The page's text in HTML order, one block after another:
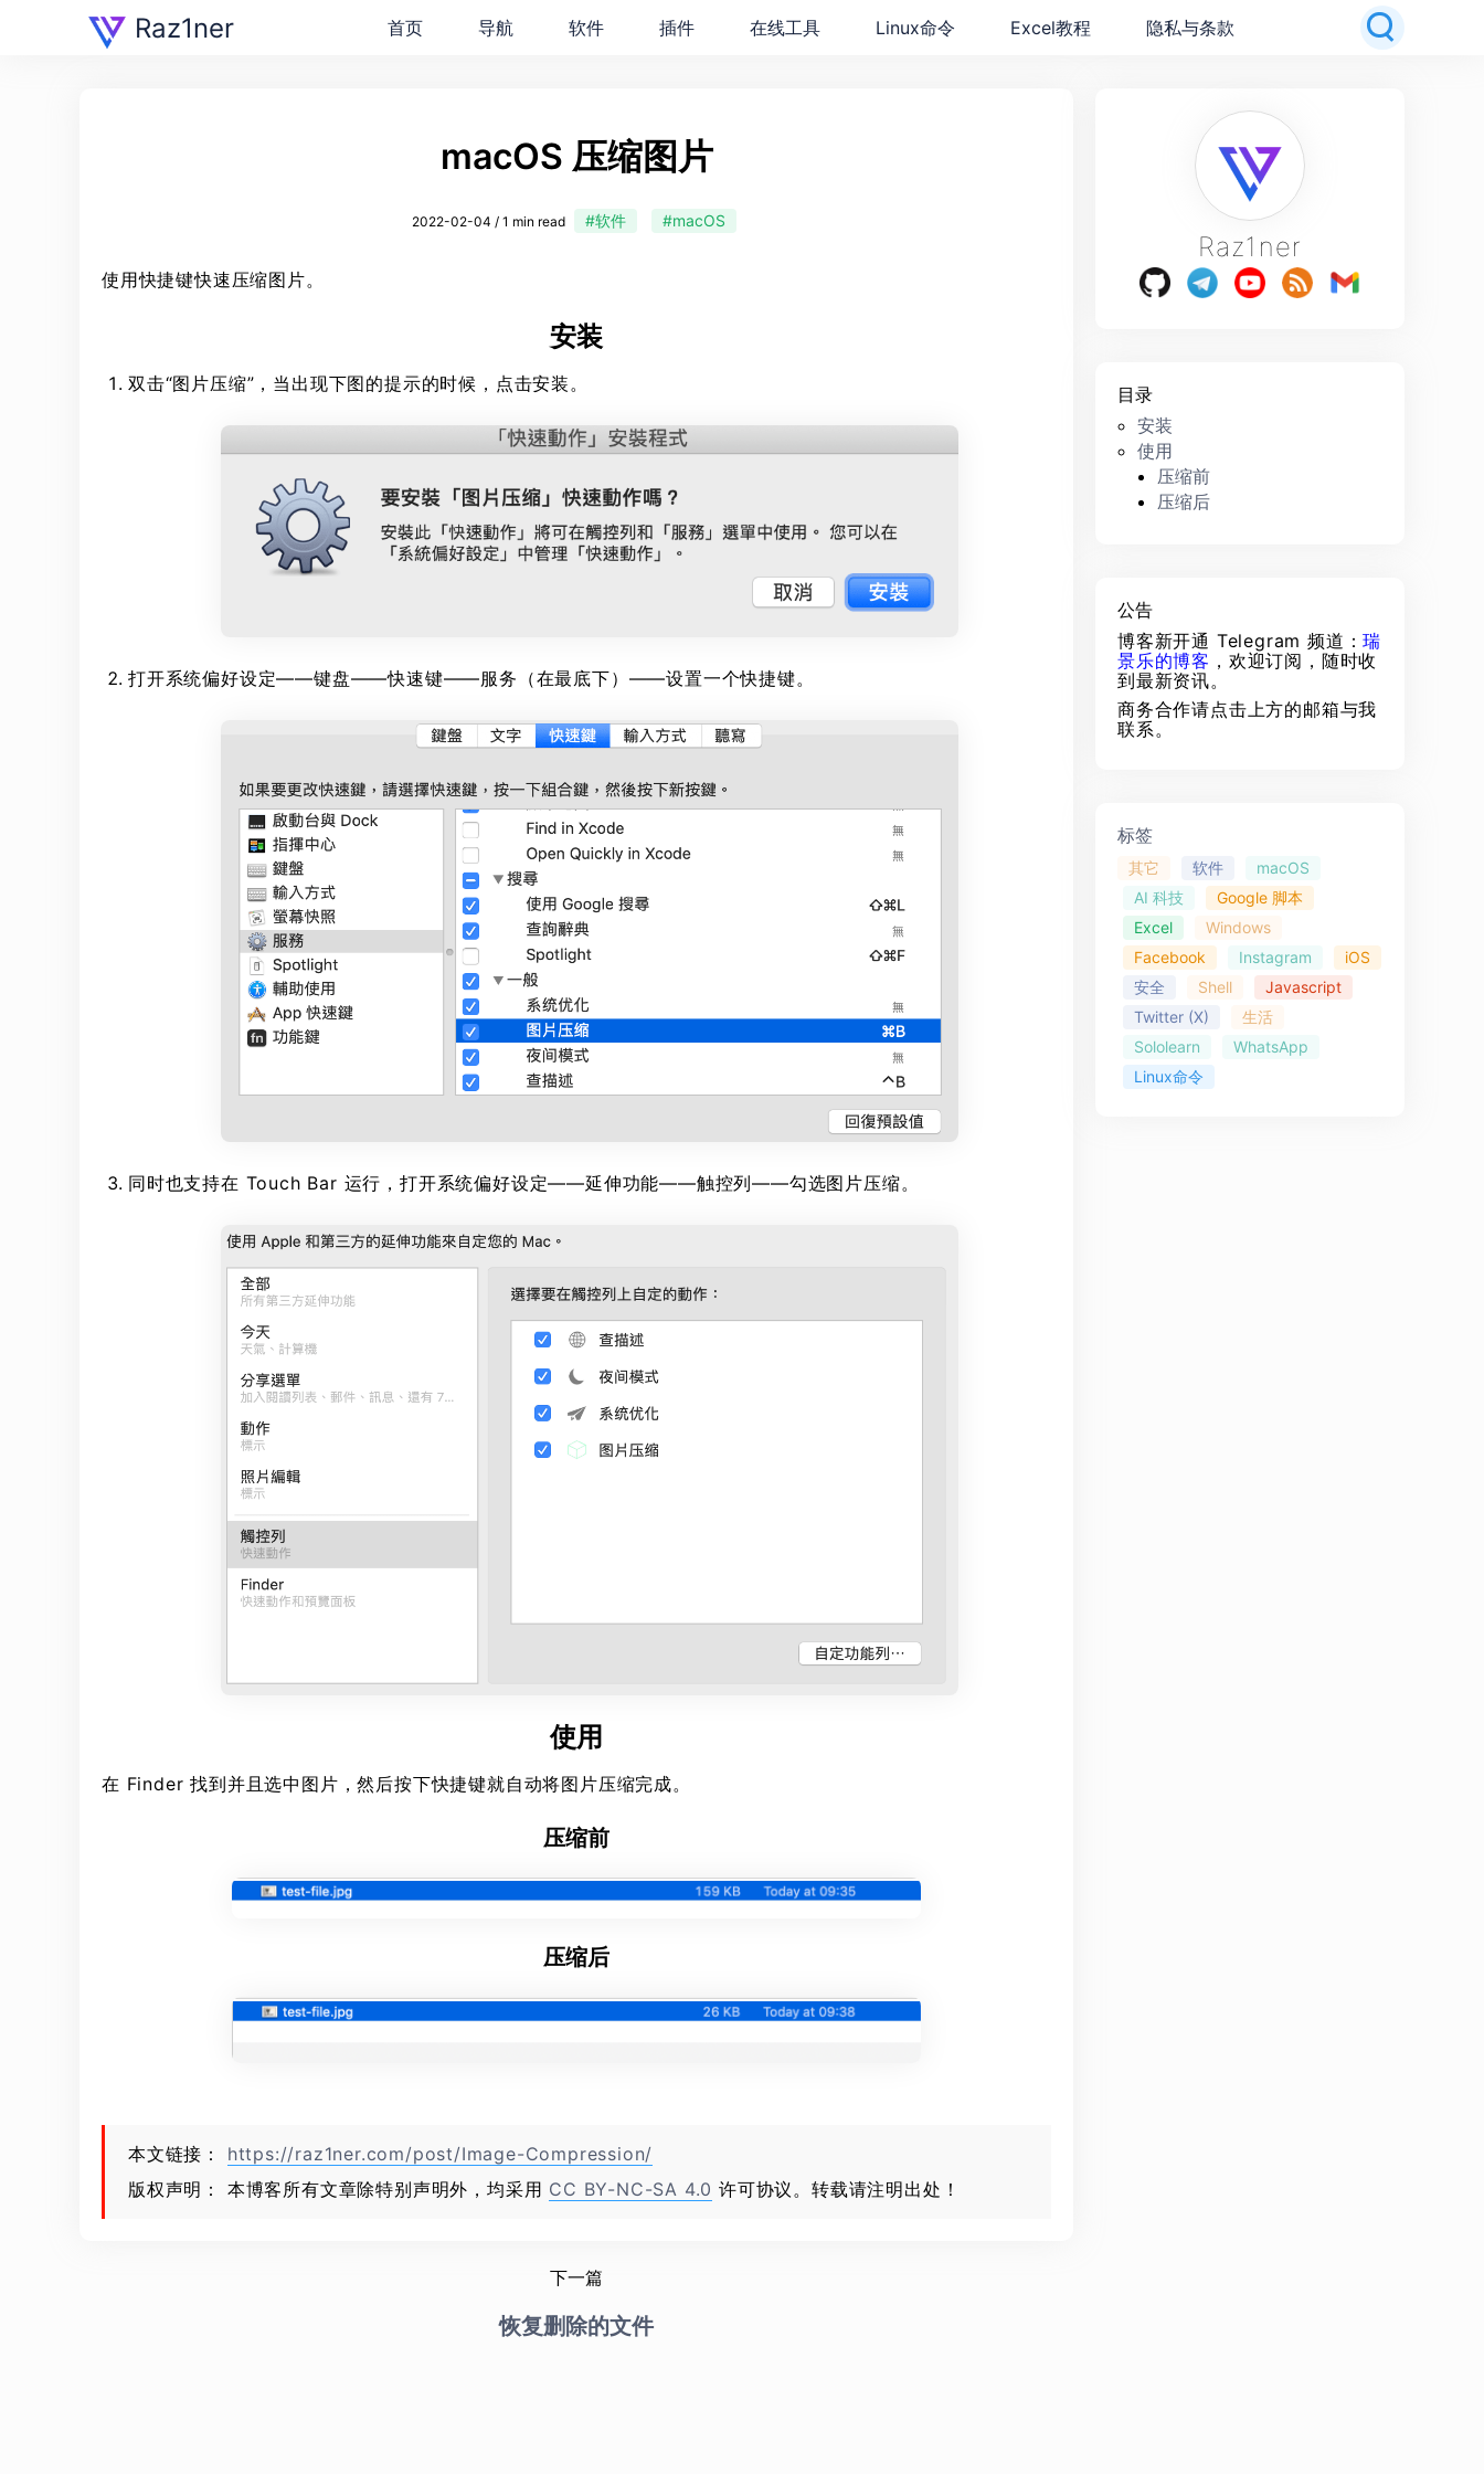
Raz1ner 首页 导航 软件 插件 在线工具 Linux命令 Excel教程 隐私与条款
macOS 压缩图片
2022-02-04 / 1 min read #软件 #macOS
使用快捷键快速压缩图片。
安装
双击“图片压缩”，当出现下图的提示的时候，点击安装。
打开系统偏好设定——键盘——快速键——服务（在最底下）——设置一个快捷键。
同时也支持在 Touch Bar 运行，打开系统偏好设定——延伸功能——触控列——勾选图片压缩。
使用
在 Finder 找到并且选中图片，然后按下快捷键就自动将图片压缩完成。
压缩前
压缩后
本文链接： https://raz1ner.com/post/Image-Compression/
版权声明： 本博客所有文章除特别声明外，均采用 CC BY-NC-SA 4.0 许可协议。转载请注明出处！
下一篇
恢复删除的文件
Raz1ner
目录
安装
使用
压缩前
压缩后
公告
博客新开通 Telegram 频道：瑞
景乐的博客 ，欢迎订阅，随时收
到最新资讯。
商务合作请点击上方的邮箱与我
联系。
标签
其它 软件
macOS
AI 科技
Google 脚本
Excel
Windows
Facebook
Instagram
iOS
安全
Shell
Javascript
Twitter (X)
生活
Sololearn
WhatsApp
Linux命令